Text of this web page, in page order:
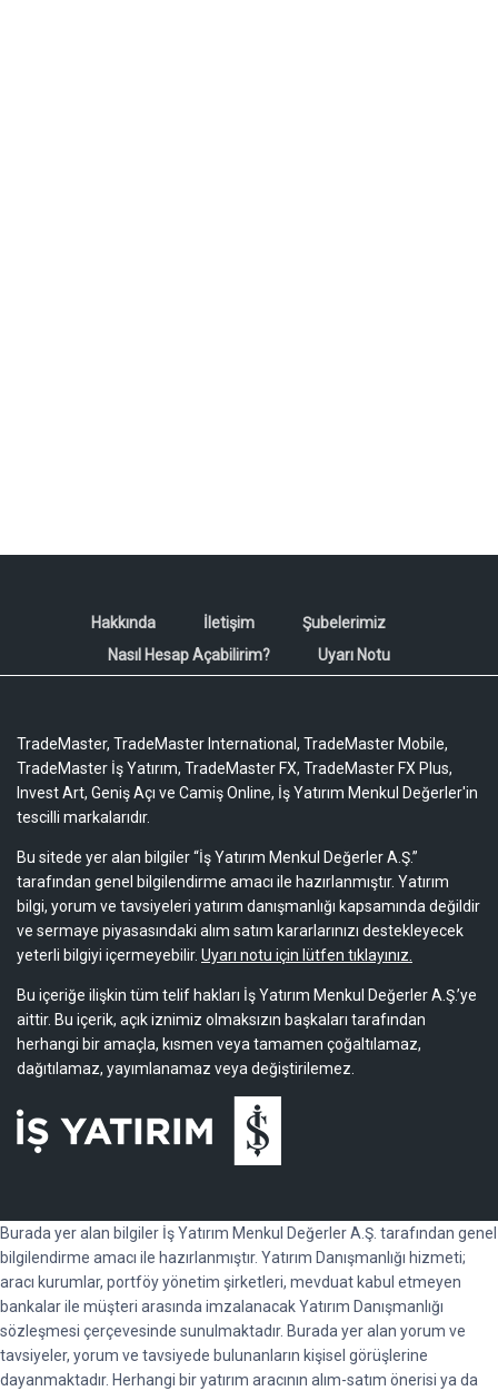
Hakkında İletişim
Şubelerimiz
Nasıl Hesap Açabilirim?
Uyarı Notu
TradeMaster, TradeMaster International, TradeMaster Mobile,
TradeMaster İş Yatırım, TradeMaster FX, TradeMaster FX Plus,
Invest Art, Geniş Açı ve Camiş Online, İş Yatırım Menkul Değerler'in
tescilli markalarıdır.
Bu sitede yer alan bilgiler “İş Yatırım Menkul Değerler A.Ş.”
tarafından genel bilgilendirme amacı ile hazırlanmıştır. Yatırım
bilgi, yorum ve tavsiyeleri yatırım danışmanlığı kapsamında değildir
ve sermaye piyasasındaki alım satım kararlarınızı destekleyecek
yeterli bilgiyi içermeyebilir. Uyarı notu için lütfen tıklayınız.
Bu içeriğe ilişkin tüm telif hakları İş Yatırım Menkul Değerler A.Ş.’ye
aittir. Bu içerik, açık iznimiz olmaksızın başkaları tarafından
herhangi bir amaçla, kısmen veya tamamen çoğaltılamaz,
dağıtılamaz, yayımlanamaz veya değiştirilemez.
Burada yer alan bilgiler İş Yatırım Menkul Değerler A.Ş. tarafından genel
bilgilendirme amacı ile hazırlanmıştır. Yatırım Danışmanlığı hizmeti;
aracı kurumlar, portföy yönetim şirketleri, mevduat kabul etmeyen
bankalar ile müşteri arasında imzalanacak Yatırım Danışmanlığı
sözleşmesi çerçevesinde sunulmaktadır. Burada yer alan yorum ve
tavsiyeler, yorum ve tavsiyede bulunanların kişisel görüşlerine
dayanmaktadır. Herhangi bir yatırım aracının alım-satım önerisi ya da